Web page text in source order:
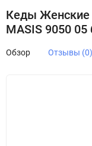
Кеды Женские
MASIS 9050
Обзор Отзывы (0)